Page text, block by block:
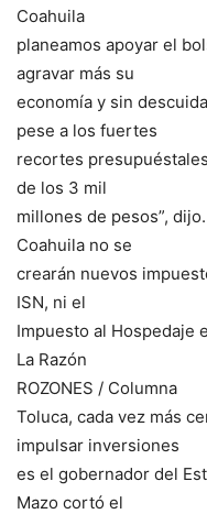
Coahuila
planeamos apoyar el
agravar más su
economía y sin
pese a los fuertes
recortes
de los 3 mil
millones de pesos”,
Coahuila no se
crearán nuevos
ISN, ni el
Impuesto al Hospedaje
La Razón
ROZONES / Columna
Toluca, cada vez más
impulsar inversiones
es el gobernador del
Mazo cortó el